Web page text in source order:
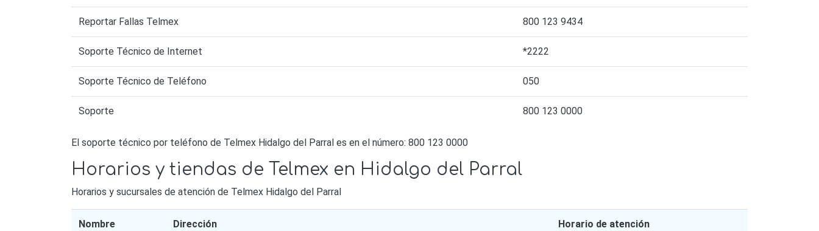
Reportar Fallas Telmex 800 123 9434
Soporte Técnico de Internet *2222
Soporte Técnico de Teléfono 050
Soporte 800 123 0000
El soporte técnico por teléfono de Telmex Hidalgo del Parral es en el número: 800 123 0000
Horarios y tiendas de Telmex en Hidalgo del Parral
Horarios y sucursales de atención de Telmex Hidalgo del Parral
Nombre Dirección Horario de atención